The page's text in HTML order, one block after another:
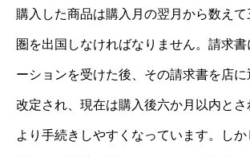
購入した商品は購入月の翌月から数え
圏を出国しなければなりません。請求
ーションを受けた後、その請求書を店
改定され、現在は購入後六か月以内と
より手続きしやすくなっています。し